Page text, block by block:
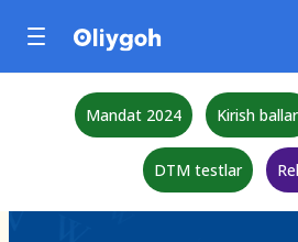
Mandat 2024 Kirish
DTM testlar